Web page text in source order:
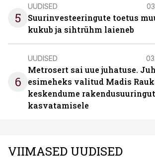
5
UUDISED
Suurinvesteeringute toetus
kukub ja sihtrühm laieneb
6
UUDISED
Metrosert sai uue juhatuse.
esimeheks valitud Madis
keskendume
kasvatamisele
VIIMASED UUDISED